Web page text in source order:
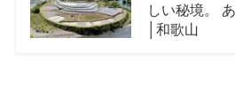
しい秘境。
│和歌山